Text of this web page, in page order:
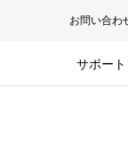
お問い合わ
サポート